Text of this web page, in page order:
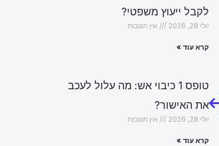
לקבל ייעוץ משפטי?
יולי 28, 2026 אין תגובות
קרא עוד »
טופס 1 כיבוי אש: מה עלול לעכב
את האישור?
יולי 28, 2026 אין תגובות
קרא עוד »